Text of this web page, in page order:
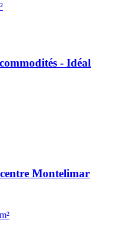
- Idéal
Montelimar